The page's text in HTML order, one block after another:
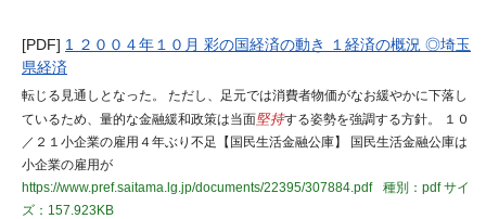
[PDF] 1 ２００４年１０月 彩の国経済の動き １経済の概況 ◎埼玉
県経済
転じる見通しとなった。 ただし、足元では消費者物価がなお緩やかに下落し
ているため、量的な金融緩和政策は当面堅持する姿勢を強調する方針。 １０
／２１小企業の雇用４年ぶり不足【国民生活金融公庫】 国民生活金融公庫は
小企業の雇用が
https://www.pref.saitama.lg.jp/documents/22395/307884.pdf
種別：pdfサイ
ズ：157.923KB